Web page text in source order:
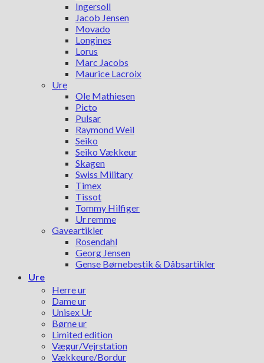
Ingersoll
Jacob Jensen
Movado
Longines
Lorus
Marc Jacobs
Maurice Lacroix
Ure
Ole Mathiesen
Picto
Pulsar
Raymond Weil
Seiko
Seiko Vækkeur
Skagen
Swiss Military
Timex
Tissot
Tommy Hilfiger
Ur remme
Gaveartikler
Rosendahl
Georg Jensen
Gense Børnebestik & Dåbsartikler
Ure
Herre ur
Dame ur
Unisex Ur
Børne ur
Limited edition
Vægur/Vejrstation
Vækkeure/Bordur